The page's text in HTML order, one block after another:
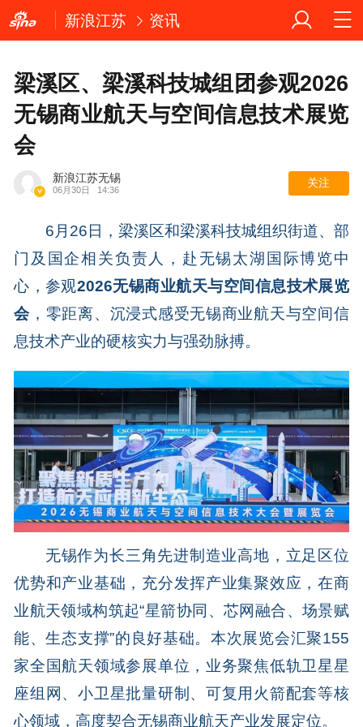
新浪江苏 资讯
梁溪区、梁溪科技城组团参观2026
无锡商业航天与空间信息技术展览
会
新浪江苏无锡
06月30日 14:36
关注
6月26日，梁溪区和梁溪科技城组织街道、部
门及国企相关负责人，赴无锡太湖国际博览中
心，参观2026无锡商业航天与空间信息技术展览
会，零距离、沉浸式感受无锡商业航天与空间信
息技术产业的硬核实力与强劲脉搏。
无锡作为长三角先进制造业高地，立足区位
优势和产业基础，充分发挥产业集聚效应，在商
业航天领域构筑起“星箭协同、芯网融合、场景赋
能、生态支撑”的良好基础。本次展览会汇聚155
家全国航天领域参展单位，业务聚焦低轨卫星星
座组网、小卫星批量研制、可复用火箭配套等核
心领域，高度契合无锡商业航天产业发展定位。